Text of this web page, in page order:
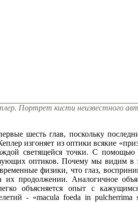
Портрет кисти неизвестного
шесть глав, поскольку
изгоняет из оптики всякие
светящейся точки. С помощью
оптиков. Почему мы видим в
физики, что глаз,
продолжении. Аналогичное
объясняется опыт с
- «macula foeda in